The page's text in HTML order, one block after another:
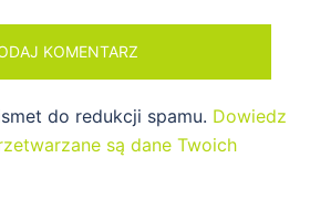
do redukcji spamu. Dowiedz
są dane Twoich